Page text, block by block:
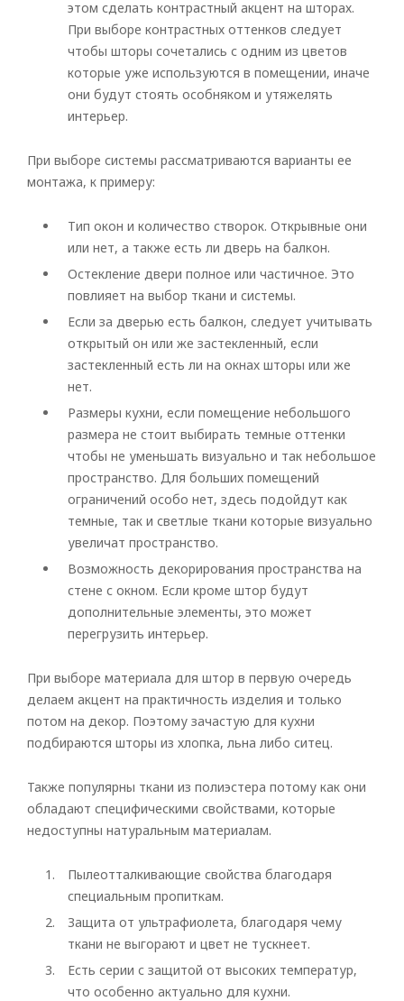
Вертикальные
Римские
этом сделать контрастный акцент на шторах.
При выборе контрастных оттенков следует
чтобы шторы сочетались с одним из цветов
которые уже используются в помещении, иначе
они будут стоять особняком и утяжелять
интерьер.
При выборе системы рассматриваются варианты ее
монтажа, к примеру:
Тип окон и количество створок. Открывные они
или нет, а также есть ли дверь на балкон.
Остекление двери полное или частичное. Это
повлияет на выбор ткани и системы.
Если за дверью есть балкон, следует учитывать
открытый он или же застекленный, если
застекленный есть ли на окнах шторы или же
нет.
Размеры кухни, если помещение небольшого
размера не стоит выбирать темные оттенки
чтобы не уменьшать визуально и так небольшое
пространство. Для больших помещений
ограничений особо нет, здесь подойдут как
темные, так и светлые ткани которые визуально
увеличат пространство.
Возможность декорирования пространства на
стене с окном. Если кроме штор будут
дополнительные элементы, это может
перегрузить интерьер.
При выборе материала для штор в первую очередь
делаем акцент на практичность изделия и только
потом на декор. Поэтому зачастую для кухни
подбираются шторы из хлопка, льна либо ситец.
Также популярны ткани из полиэстера потому как они
обладают специфическими свойствами, которые
недоступны натуральным материалам.
Пылеотталкивающие свойства благодаря
специальным пропиткам.
Защита от ультрафиолета, благодаря чему
ткани не выгорают и цвет не тускнеет.
Есть серии с защитой от высоких температур,
что особенно актуально для кухни.